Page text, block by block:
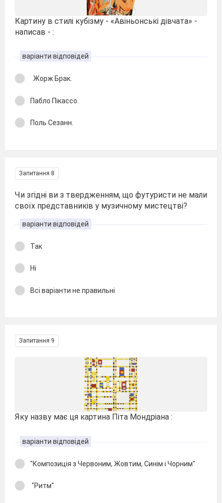
Картину в стилі кубізму - «Авіньонські дівчата» -
написав - :
варіанти відповідей
Жорж Брак.
Пабло Пікассо.
Поль Сезанн.
Запитання 8
Чи згідні ви з твердженням, що футуристи не мали
своїх представників у музичному мистецтві?
варіанти відповідей
Так
Ні
Всі варіанти не правильні
Запитання 9
Яку назву має ця картина Піта Мондріана :
варіанти відповідей
"Композиція з Червоним, Жовтим, Синім і Чорним"
"Ритм"